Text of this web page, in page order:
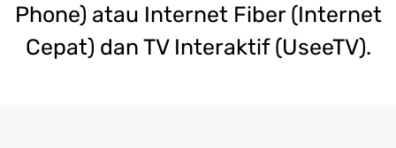
Phone) atau Internet Fiber (Internet
Cepat) dan TV Interaktif (UseeTV).